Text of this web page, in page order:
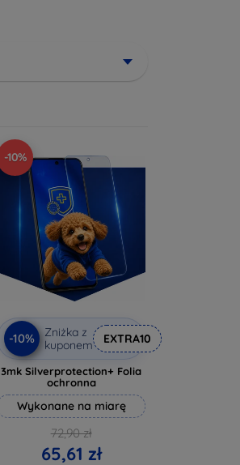
-10%
-10%
Zniżka z
kuponem
EXTRA10
3mk Silverprotection+ Folia
ochronna
Wykonane na miarę
72,90 zł
65,61 zł